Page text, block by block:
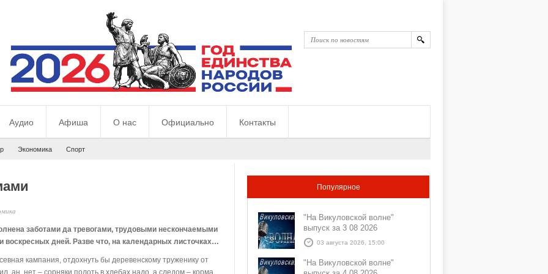
Аудио Афиша О нас Официально Контакты
Экономика Спорт
заботами да тревогами, трудовыми нескончаемыми
воскресных дней. Разве что, на календарных листочках…
кампания, отдохнуть бы деревенскому труженику от
ан, нет – сорняки полоть в хлебах надо, а следом – корма
Популярное
"На Викуловской волне"
выпуск за 3 08 2026
03 августа 2026, 15:00
"На Викуловской волне"